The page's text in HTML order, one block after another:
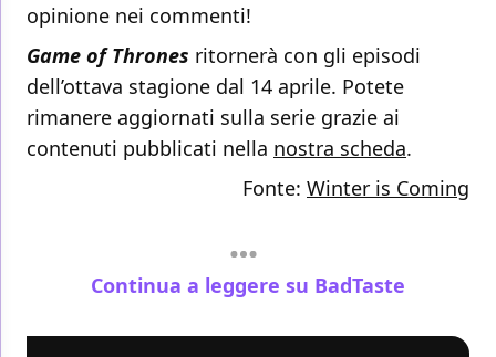
opinione nei commenti!
Game of Thrones ritornerà con gli episodi
dell’ottava stagione dal 14 aprile. Potete
rimanere aggiornati sulla serie grazie ai
contenuti pubblicati nella nostra scheda.
Fonte: Winter is Coming
Continua a leggere su BadTaste